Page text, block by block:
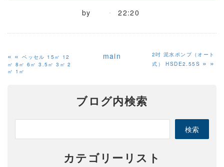
by 22:20
«ベッセル 15㎥ 12
㎥ 8㎥ 6㎥ 3.5㎥ 3㎥ 2
㎥ 1㎥
main
2吋 泥水ポンプ（オート
式） HSDE2.55S »
ブログ内検索
カテゴリーリスト